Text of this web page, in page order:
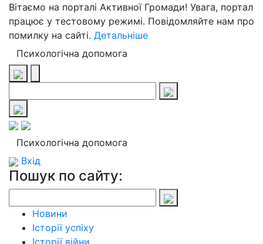
Вітаємо на порталі Активної Громади! Увага, портал
працює у тестовому режимі. Повідомляйте нам про
помилку на сайті. Детальніше
Психологічна допомога
Психологічна допомога
Вхід
Пошук по сайту:
Новини
Історії успіху
Історії війни